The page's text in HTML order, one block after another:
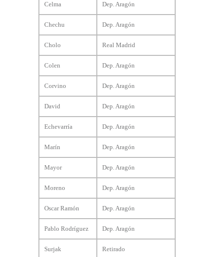
Celma Dep. Aragón
Chechu Dep. Aragón
Cholo Real Madrid
Colen Dep. Aragón
Corvino Dep. Aragón
David Dep. Aragón
Echevarría Dep. Aragón
Marín Dep. Aragón
Mayor Dep. Aragón
Moreno Dep. Aragón
Oscar Ramón Dep. Aragón
Pablo Rodríguez Dep. Aragón
Surjak Retirado